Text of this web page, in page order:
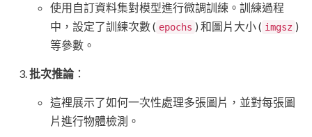
使用自訂資料集對模型進行微調訓練。訓練過程
中，設定了訓練次數 ( epochs ) 和圖片大小 ( imgsz )
等參數。
批次推論：
這裡展示了如何一次性處理多張圖片，並對每張圖
片進行物體檢測。